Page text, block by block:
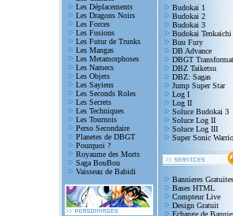
Les Déplacements
Les Dragons Noirs
Les Forces
Les Fusions
Les Futur de Trunks
Les Mangas
Les Metamorphoses
Les Namecs
Les Objets
Les Sayiens
Les Seconds Roles
Les Secrets
Les Techniques
Les Tournois
Perso Secondaire
Planetes de DBGT
Pourquoi ?
Royaume des Morts
Saga BouBou
Vaisseau de Babidi
Budokai 1
Budokai 2
Budokai 3
Budokai Tenkaichi
Buu Fury
DB Advance
DBGT
DBZ Taiketsu
DBZ: Sagas
Jump Super Star
Log I
Log II
Soluce Budokai 3
Soluce Log II
Soluce Log III
Super Sonic
Bannieres Gratuites
Bases HTML
Compteur Live
Design Gratuit
Echange de